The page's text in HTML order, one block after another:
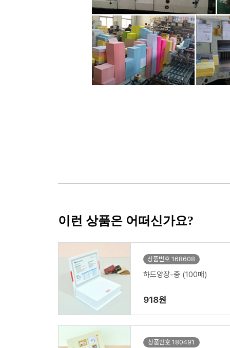
이런 상품은 어떠신가요?
상품번호 168608
하드양장-중 (100매)
918원
상품번호 180491